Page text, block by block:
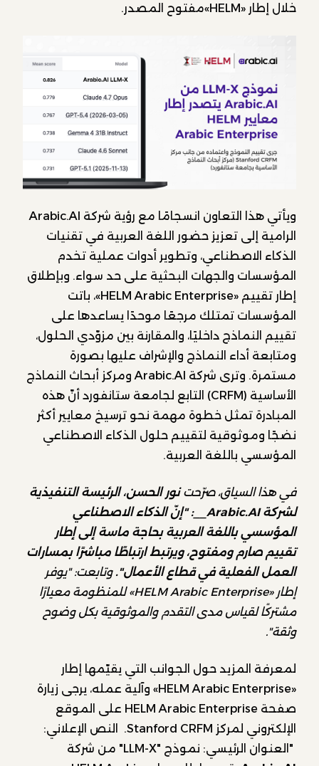
خلال إطار «HELM»مفتوح المصدر.
ويأتي هذا التعاون انسجامًا مع رؤية شركة Arabic.AI
الرامية إلى تعزيز حضور اللغة العربية في تقنيات
الذكاء الاصطناعي، وتطوير أدوات عملية تخدم
المؤسسات والجهات البحثية على حد سواء. وبإطلاق
إطار تقييم «HELM Arabic Enterprise»، باتت
المؤسسات تمتلك مرجعًا موحدًا يساعدها على
تقييم النماذج داخليًا، والمقارنة بين مزوّدي الحلول،
ومتابعة أداء النماذج والإشراف عليها بصورة
مستمرة. وترى شركة Arabic.AI ومركز أبحاث النماذج
الأساسية (CRFM) التابع لجامعة ستانفورد أنّ هذه
المبادرة تمثل خطوة مهمة نحو ترسيخ معايير أكثر
نضجًا وموثوقية لتقييم حلول الذكاء الاصطناعي
المؤسسي باللغة العربية.
في هذا السياق، صرّحت نور الحسن، الرئيسة التنفيذية
لشركة Arabic.AI__: "إنّ الذكاء الاصطناعي
المؤسسي باللغة العربية بحاجة ماسة إلى إطار
تقييم صارم ومفتوح، ويرتبط ارتباطًا مباشرًا بمسارات
العمل الفعلية في قطاع الأعمال". وتابعت: "يوفر
إطار «HELM Arabic Enterprise»
للمنظومة معيارًا
مشتركًا لقياس مدى التقدم والموثوقية بكل وضوح
وثقة".
لمعرفة المزيد حول الجوانب التي يقيّمها إطار
«HELM Arabic Enterprise» وآلية عمله، يرجى زيارة
صفحة HELM Arabic Enterprise على الموقع
الإلكتروني لمركز Stanford CRFM. النص الإعلاني:
"العنوان الرئيسي: نموذج "LLM-X" من شركة